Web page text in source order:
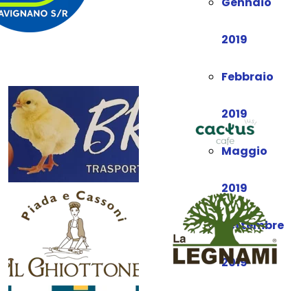
2019
Febbraio
2019
Maggio
2019
Settembre
2019